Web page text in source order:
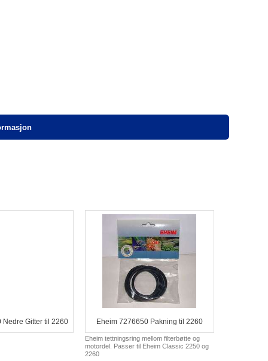
Nedre Gitter til 2260 Eheim 7276650 Pakning til 2260
Eheim tettningsring mellom filterbøtte og
motordel. Passer til Eheim Classic 2250 og
2260